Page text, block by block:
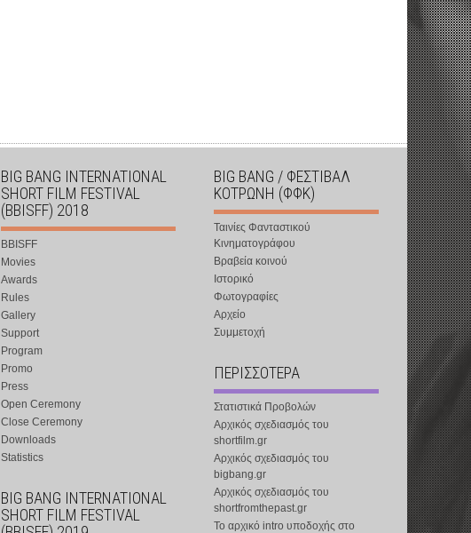
BIG BANG INTERNATIONAL
SHORT FILM FESTIVAL
(BBISFF) 2018
BBISFF
Movies
Awards
Rules
Gallery
Support
Program
Promo
Press
Open Ceremony
Close Ceremony
Downloads
Statistics
BIG BANG INTERNATIONAL
SHORT FILM FESTIVAL
BIG BANG / ΦΕΣΤΙΒΑΛ
ΚΟΤΡΩΝΗ (ΦΦΚ)
Ταινίες Φανταστικού
Κινηματογράφου
Βραβεία κοινού
Ιστορικό
Φωτογραφίες
Αρχείο
Συμμετοχή
ΠΕΡΙΣΣΟΤΕΡΑ
Στατιστικά Προβολών
Αρχικός σχεδιασμός του
shortfilm.gr
Αρχικός σχεδιασμός του
bigbang.gr
Αρχικός σχεδιασμός του
shortfromthepast.gr
Το αρχικό intro υποδοχής στο